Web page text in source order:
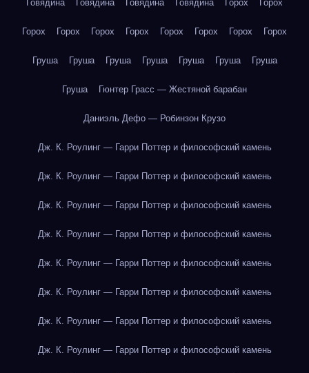
Говядина Говядина Говядина Говядина Горох Горох
Горох Горох Горох Горох Горох Горох Горох Горох
Груша Груша Груша Груша Груша Груша Груша
Груша Гюнтер Грасс — Жестяной барабан
Даниэль Дефо — Робинзон Крузо
Дж. К. Роулинг — Гарри Поттер и философский камень
Дж. К. Роулинг — Гарри Поттер и философский камень
Дж. К. Роулинг — Гарри Поттер и философский камень
Дж. К. Роулинг — Гарри Поттер и философский камень
Дж. К. Роулинг — Гарри Поттер и философский камень
Дж. К. Роулинг — Гарри Поттер и философский камень
Дж. К. Роулинг — Гарри Поттер и философский камень
Дж. К. Роулинг — Гарри Поттер и философский камень